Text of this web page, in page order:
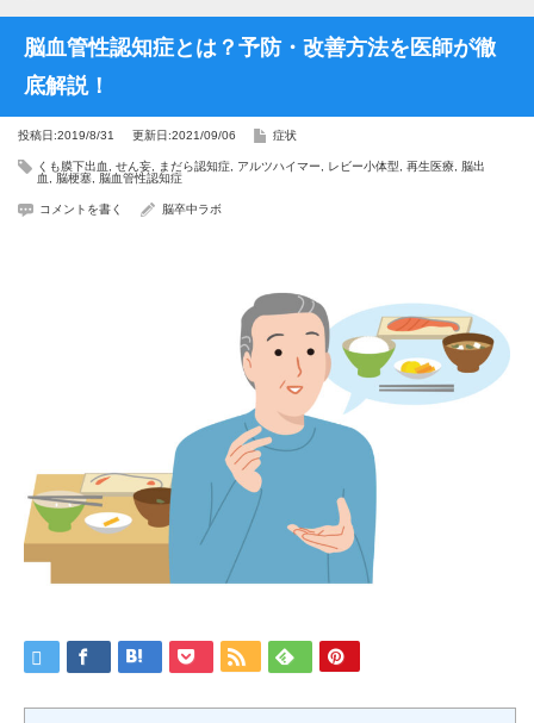
脳血管性認知症とは？予防・改善方法を医師が徹
底解説！
投稿日:2019/8/31 更新日:2021/09/06 症状
くも膜下出血 せん妄 まだら認知症 アルツハイマー レビー小体型 再生医療
脳出
血
脳梗塞 脳血管性認知症
コメントを書く 脳卒中ラボ